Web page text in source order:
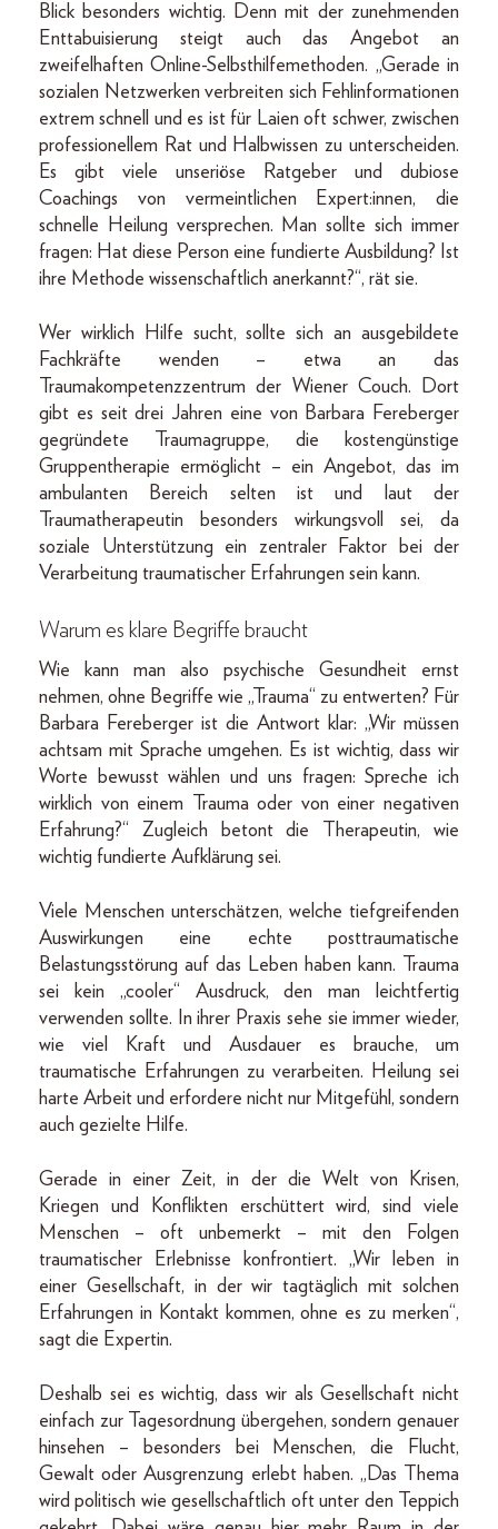
Blick besonders wichtig. Denn mit der zunehmenden
Enttabuisierung steigt auch das Angebot an
zweifelhaften Online-Selbsthilfemethoden. „Gerade in
sozialen Netzwerken verbreiten sich Fehlinformationen
extrem schnell und es ist für Laien oft schwer, zwischen
professionellem Rat und Halbwissen zu unterscheiden.
Es gibt viele unseriöse Ratgeber und dubiose
Coachings von vermeintlichen Expert:innen, die
schnelle Heilung versprechen. Man sollte sich immer
fragen: Hat diese Person eine fundierte Ausbildung? Ist
ihre Methode wissenschaftlich anerkannt?“, rät sie.
Wer wirklich Hilfe sucht, sollte sich an ausgebildete
Fachkräfte wenden – etwa an das
Traumakompetenzzentrum der Wiener Couch. Dort
gibt es seit drei Jahren eine von Barbara Fereberger
gegründete Traumagruppe, die kostengünstige
Gruppentherapie ermöglicht – ein Angebot, das im
ambulanten Bereich selten ist und laut der
Traumatherapeutin besonders wirkungsvoll sei, da
soziale Unterstützung ein zentraler Faktor bei der
Verarbeitung traumatischer Erfahrungen sein kann.
Warum es klare Begriffe braucht
Wie kann man also psychische Gesundheit ernst
nehmen, ohne Begriffe wie „Trauma“ zu entwerten? Für
Barbara Fereberger ist die Antwort klar: „Wir müssen
achtsam mit Sprache umgehen. Es ist wichtig, dass wir
Worte bewusst wählen und uns fragen: Spreche ich
wirklich von einem Trauma oder von einer negativen
Erfahrung?“ Zugleich betont die Therapeutin, wie
wichtig fundierte Aufklärung sei.
Viele Menschen unterschätzen, welche tiefgreifenden
Auswirkungen eine echte posttraumatische
Belastungsstörung auf das Leben haben kann. Trauma
sei kein „cooler“ Ausdruck, den man leichtfertig
verwenden sollte. In ihrer Praxis sehe sie immer wieder,
wie viel Kraft und Ausdauer es brauche, um
traumatische Erfahrungen zu verarbeiten. Heilung sei
harte Arbeit und erfordere nicht nur Mitgefühl, sondern
auch gezielte Hilfe.
Gerade in einer Zeit, in der die Welt von Krisen,
Kriegen und Konflikten erschüttert wird, sind viele
Menschen – oft unbemerkt – mit den Folgen
traumatischer Erlebnisse konfrontiert. „Wir leben in
einer Gesellschaft, in der wir tagtäglich mit solchen
Erfahrungen in Kontakt kommen, ohne es zu merken“,
sagt die Expertin.
Deshalb sei es wichtig, dass wir als Gesellschaft nicht
einfach zur Tagesordnung übergehen, sondern genauer
hinsehen – besonders bei Menschen, die Flucht,
Gewalt oder Ausgrenzung erlebt haben. „Das Thema
wird politisch wie gesellschaftlich oft unter den Teppich